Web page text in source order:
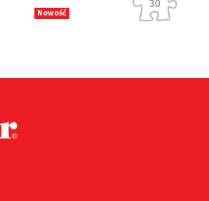
B-13630-1